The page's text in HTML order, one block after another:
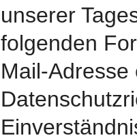
unserer
folgenden
Mail-